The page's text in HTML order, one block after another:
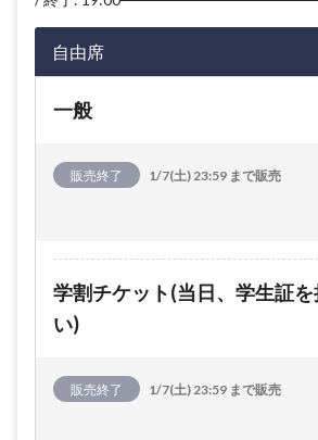
自由席
一般
販売終了 1/7(土) 23:59 まで販売
学割チケット(当日、学生証を
い)
販売終了 1/7(土) 23:59 まで販売